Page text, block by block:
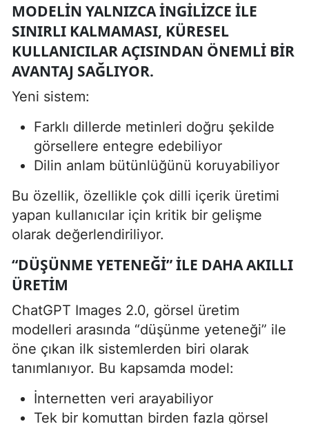
MODELIN YALNIZCA İNGILIZCE ILE
SINIRLI KALMAMASI, KÜRESEL
KULLANICILAR AÇISINDAN ÖNEMLI BIR
AVANTAJ SAĞLIYOR.
Yeni sistem:
Farklı dillerde metinleri doğru şekilde
görsellere entegre edebiliyor
Dilin anlam bütünlüğünü koruyabiliyor
Bu özellik, özellikle çok dilli içerik üretimi
yapan kullanıcılar için kritik bir gelişme
olarak değerlendiriliyor.
“DÜŞÜNME YETENEĞI” ILE DAHA AKILLI
ÜRETIM
ChatGPT Images 2.0, görsel üretim
modelleri arasında “düşünme yeteneği” ile
öne çıkan ilk sistemlerden biri olarak
tanımlanıyor. Bu kapsamda model:
İnternetten veri arayabiliyor
Tek bir komuttan birden fazla görsel